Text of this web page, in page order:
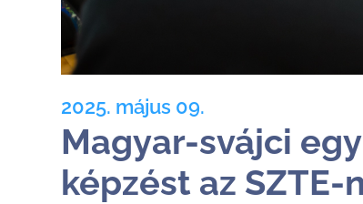
2025. május 09.
Magyar-svájci
képzést az SZTE-n